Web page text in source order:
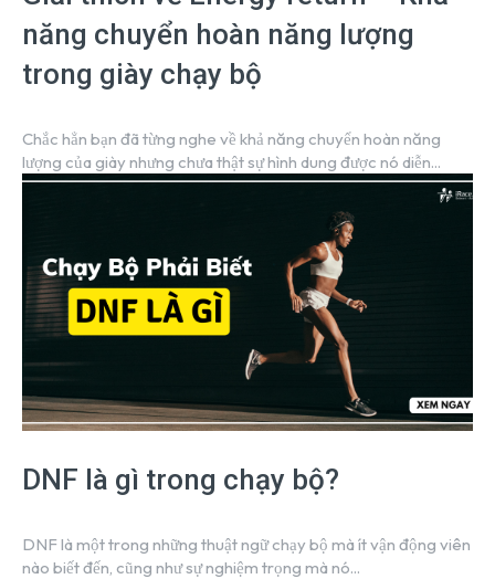
năng chuyển hoàn năng lượng
trong giày chạy bộ
Chắc hẳn bạn đã từng nghe về khả năng chuyển hoàn năng
lượng của giày nhưng chưa thật sự hình dung được nó diễn...
DNF là gì trong chạy bộ?
DNF là một trong những thuật ngữ chạy bộ mà ít vận động viên
nào biết đến, cũng như sự nghiệm trọng mà nó...